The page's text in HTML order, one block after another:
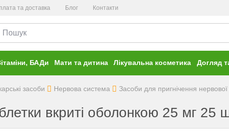
та доставка Блог Контакти
БАДи Мати та дитина Лікувальна косметика Догляд
засоби Нервова система Засоби для пригнічення
вкриті оболонкою 25 мг